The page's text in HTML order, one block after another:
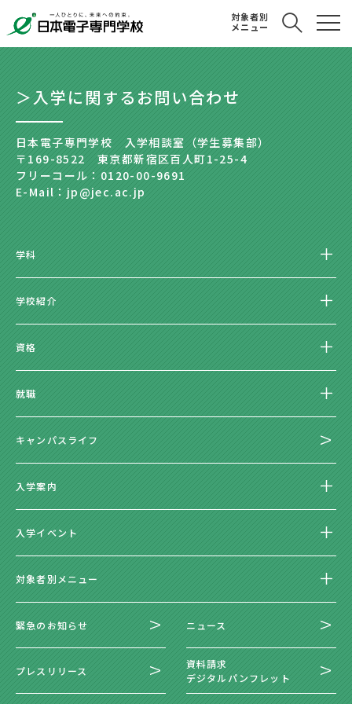
対象者別
メニュー
＞入学に関するお問い合わせ
日本電子専門学校 入学相談室（学生募集部）
〒169-8522 東京都新宿区百人町1-25-4
フリーコール：0120-00-9691
E-Mail：jp@jec.ac.jp
学科
学校紹介
資格
就職
キャンパスライフ
入学案内
入学イベント
対象者別メニュー
緊急のお知らせ ニュース
プレスリリース
資料請求
デジタルパンフレット